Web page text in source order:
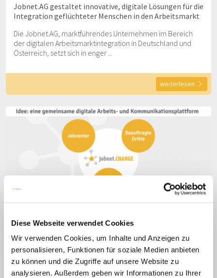
Diese Webseite verwendet Cookies
Wir verwenden Cookies, um Inhalte und Anzeigen zu
personalisieren, Funktionen für soziale Medien anbieten
zu können und die Zugriffe auf unsere Website zu
analysieren. Außerdem geben wir Informationen zu Ihrer
Jobnet.AG gestaltet innovative, digitale Lösungen für die
Integration geflüchteter Menschen in den Arbeitsmarkt
Die Jobnet.AG, marktführendes Unternehmen im Bereich
der digitalen Arbeitsmarktintegration in Deutschland und
Österreich, setzt sich in enger ...
weiterlesen
Erstes Online.PRAXISGESPRÄCH: gelungene
Über 40 Vertreter:innen von Jobcentern und
Bildungsträgern informierten sich über die neue Form der
digitalen Zusammenarbeit zwischen Trägern und ...